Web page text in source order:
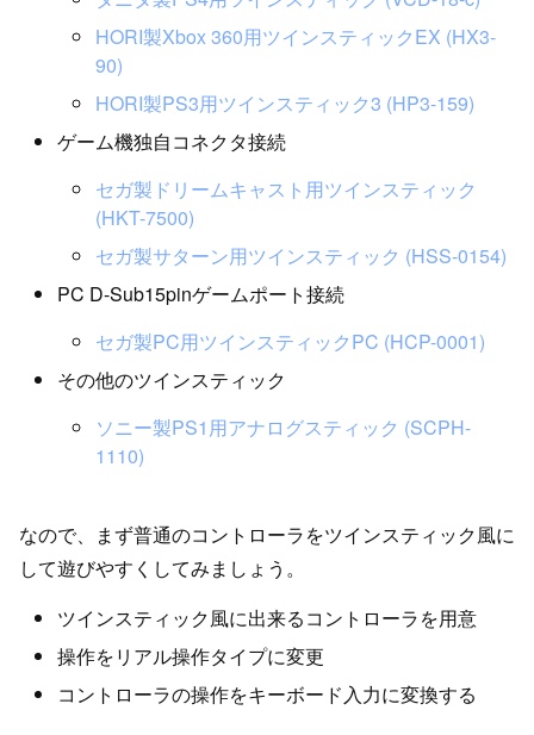
HORI製Xbox 360用ツインスティックEX (HX3-
90)
HORI製PS3用ツインスティック3 (HP3-159)
ゲーム機独自コネクタ接続
セガ製ドリームキャスト用ツインスティック
(HKT-7500)
セガ製サターン用ツインスティック (HSS-0154)
PC D-Sub15pinゲームポート接続
セガ製PC用ツインスティックPC (HCP-0001)
その他のツインスティック
ソニー製PS1用アナログスティック (SCPH-
1110)
なので、まず普通のコントローラをツインスティック風に
して遊びやすくしてみましょう。
ツインスティック風に出来るコントローラを用意
操作をリアル操作タイプに変更
コントローラの操作をキーボード入力に変換する